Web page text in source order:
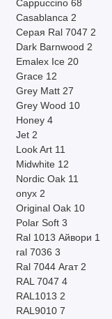
Cappuccino 68
Casablanca 2
Cерая Ral 7047 2
Dark Barnwood 2
Emalex Ice 20
Grace 12
Grey Matt 27
Grey Wood 10
Honey 4
Jet 2
Look Art 11
Midwhite 12
Nordic Oak 11
onyx 2
Original Oak 10
Polar Soft 3
Ral 1013 Айвори 1
ral 7036 3
Ral 7044 Агат 2
RAL 7047 4
RAL1013 2
RAL9010 7